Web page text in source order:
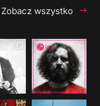
Zobacz wszystko